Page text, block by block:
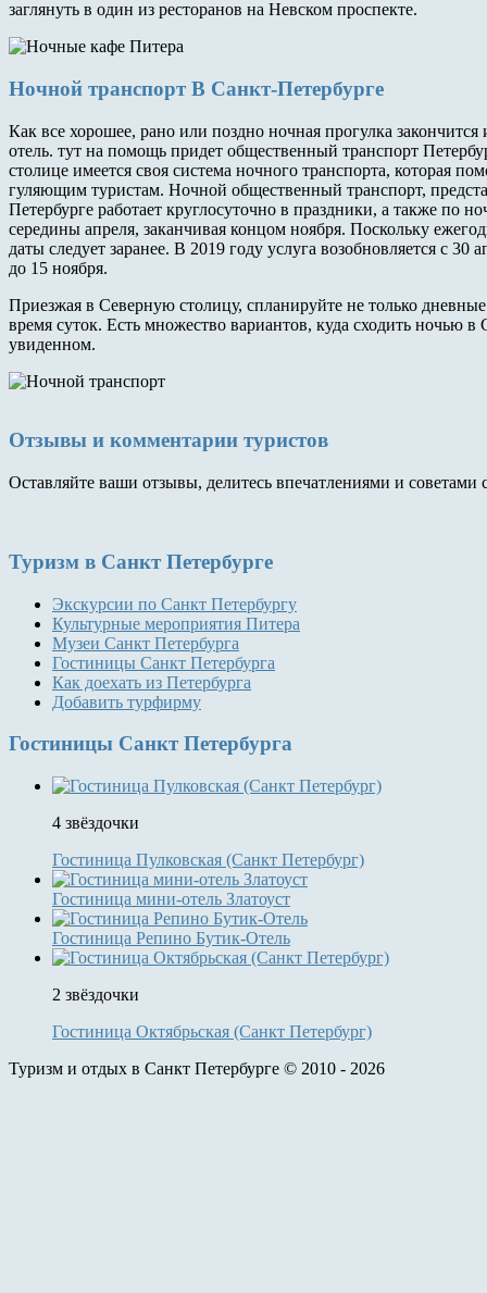
заглянуть в один из ресторанов на Невском проспекте.
Ночной транспорт В Санкт-Петербурге
Как все хорошее, рано или поздно ночная прогулка
отель. тут на помощь придет общественный транспорт
столице имеется своя система ночного транспорта, которая
гуляющим туристам. Ночной общественный транспорт,
Петербурге работает круглосуточно в праздники, а также по
середины апреля, заканчивая концом ноября. Поскольку
даты следует заранее. В 2019 году услуга возобновляется с 30
до 15 ноября.
Приезжая в Северную столицу, спланируйте не только
время суток. Есть множество вариантов, куда сходить ночью
увиденном.
Отзывы и комментарии туристов
Оставляйте ваши отзывы, делитесь впечатлениями и советами
Туризм в Санкт Петербурге
Экскурсии по Санкт Петербургу
Культурные мероприятия Питера
Музеи Санкт Петербурга
Гостиницы Санкт Петербурга
Как доехать из Петербурга
Добавить турфирму
Гостиницы Санкт Петербурга
4 звёздочки
Гостиница Пулковская (Санкт Петербург)
Гостиница мини-отель Златоуст
Гостиница Репино Бутик-Отель
2 звёздочки
Гостиница Октябрьская (Санкт Петербург)
Туризм и отдых в Санкт Петербурге © 2010 - 2026